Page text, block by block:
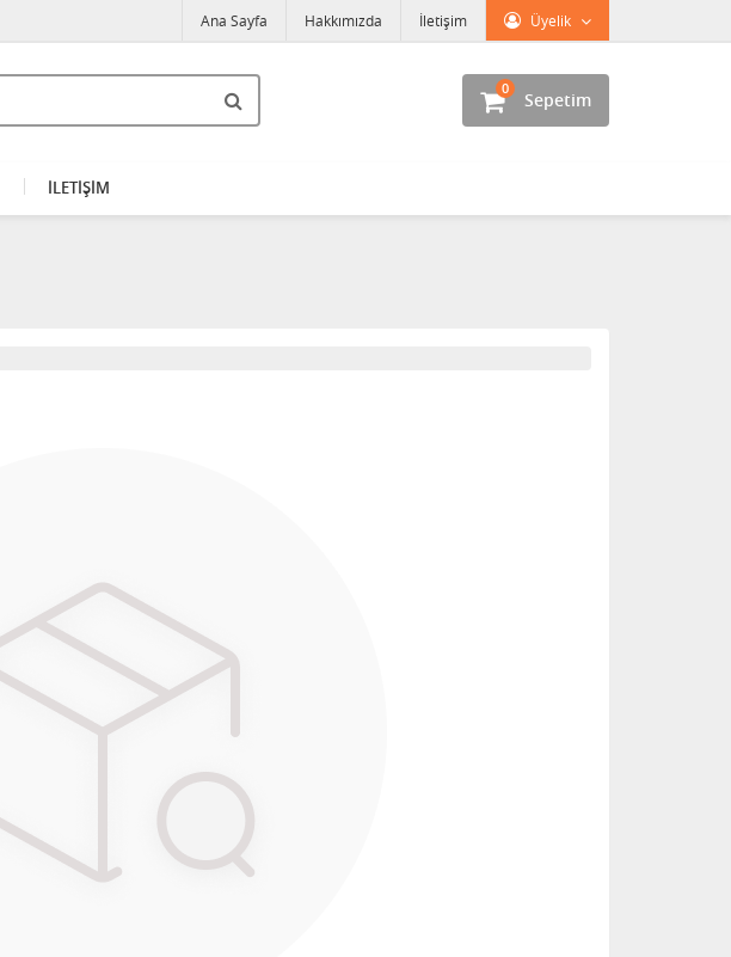
Üyelik
Ana Sayfa Hakkımızda İletişim
Sepetim
0
İLETİŞİM